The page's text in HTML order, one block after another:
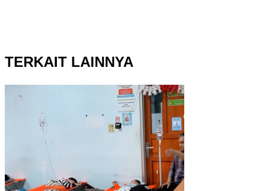
TERKAIT LAINNYA